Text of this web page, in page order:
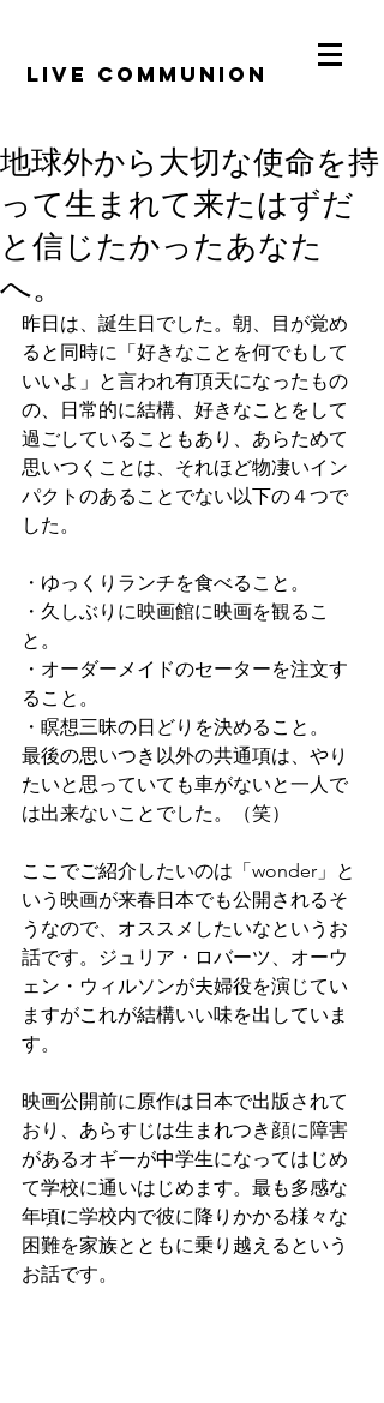
​LiVE COMMUNION
地球外から大切な使命を持
って生まれて来たはずだ
と信じたかったあなた
へ。
昨日は、誕生日でした。朝、目が覚め
ると同時に「好きなことを何でもして
いいよ」と言われ有頂天になったもの
の、日常的に結構、好きなことをして
過ごしていることもあり、あらためて
思いつくことは、それほど物凄いイン
パクトのあることでない以下の４つで
した。
・ゆっくりランチを食べること。
・久しぶりに映画館に映画を観るこ
と。
・オーダーメイドのセーターを注文す
ること。
・瞑想三昧の日どりを決めること。
最後の思いつき以外の共通項は、やり
たいと思っていても車がないと一人で
は出来ないことでした。（笑）
ここでご紹介したいのは「wonder」と
いう映画が来春日本でも公開されるそ
うなので、オススメしたいなというお
話です。ジュリア・ロバーツ、オーウ
ェン・ウィルソンが夫婦役を演じてい
ますがこれが結構いい味を出していま
す。
映画公開前に原作は日本で出版されて
おり、あらすじは生まれつき顔に障害
があるオギーが中学生になってはじめ
て学校に通いはじめます。最も多感な
年頃に学校内で彼に降りかかる様々な
困難を家族とともに乗り越えるという
お話です。